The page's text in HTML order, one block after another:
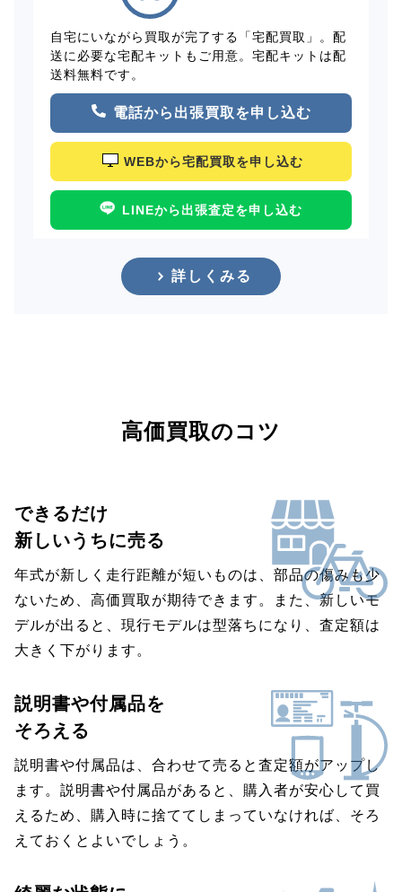
自宅にいながら買取が完了する「宅配買取」。配
送に必要な宅配キットもご用意。宅配キットは配
送料無料です。
電話から出張買取を申し込む
WEBから宅配買取を申し込む
LINEから出張査定を申し込む
詳しくみる
高価買取のコツ
できるだけ
新しいうちに売る
年式が新しく走行距離が短いものは、部品の傷みも少
ないため、高価買取が期待できます。また、新しいモ
デルが出ると、現行モデルは型落ちになり、査定額は
大きく下がります。
説明書や付属品を
そろえる
説明書や付属品は、合わせて売ると査定額がアップし
ます。説明書や付属品があると、購入者が安心して買
えるため、購入時に捨ててしまっていなければ、そろ
えておくとよいでしょう。